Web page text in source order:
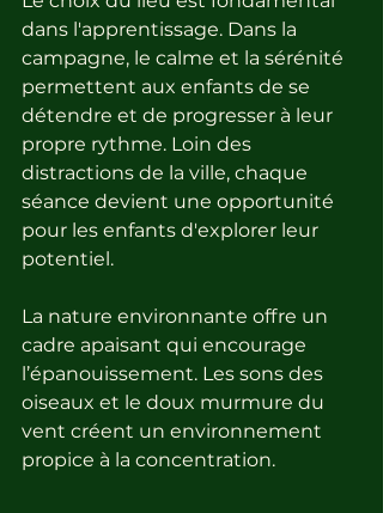
dans l'apprentissage. Dans la
campagne, le calme et la sérénité
permettent aux enfants de se
détendre et de progresser à leur
propre rythme. Loin des
distractions de la ville, chaque
séance devient une opportunité
pour les enfants d'explorer leur
potentiel.
La nature environnante offre un
cadre apaisant qui encourage
l’épanouissement. Les sons des
oiseaux et le doux murmure du
vent créent un environnement
propice à la concentration.